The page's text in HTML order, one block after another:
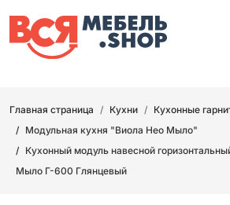
Главная страница Кухни
Кухонные
Модульная кухня "Виола Нео Мыло"
Кухонный модуль навесной
Мыло Г-600 Глянцевый